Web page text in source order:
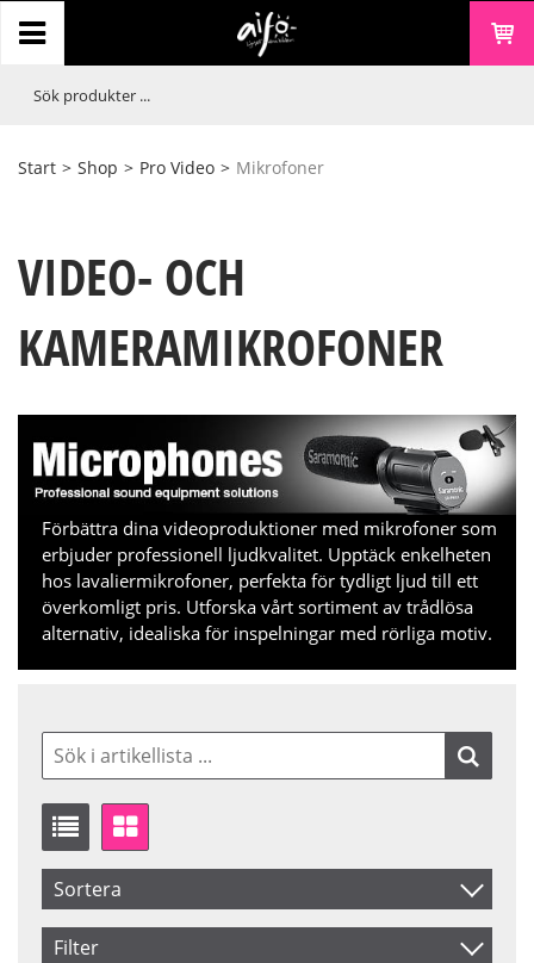
Start > Shop > Pro Video > Mikrofoner
VIDEO- OCH
KAMERAMIKROFONER
Förbättra dina videoproduktioner med mikrofoner som
erbjuder professionell ljudkvalitet. Upptäck enkelheten
hos lavaliermikrofoner, perfekta för tydligt ljud till ett
överkomligt pris. Utforska vårt sortiment av trådlösa
alternativ, idealiska för inspelningar med rörliga motiv.
Sortera
Artikelkod
Filter